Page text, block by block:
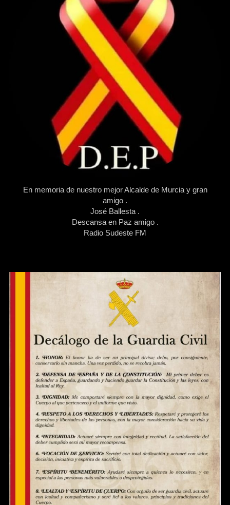
En memoria de nuestro mejor Alcalde de Murcia y gran
amigo .
José Ballesta .
Descansa en Paz amigo .
Radio Sudeste FM